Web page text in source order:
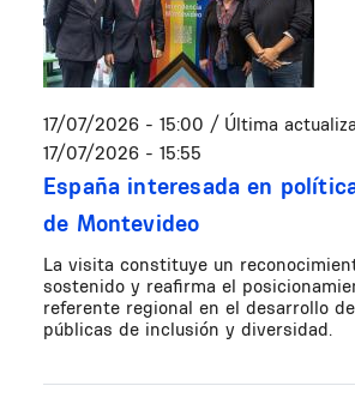
17/07/2026 - 15:00 / Última
17/07/2026 - 15:55
España interesada en
de Montevideo
La visita constituye un
sostenido y reafirma el
referente regional en el desarrollo
públicas de inclusión y diversidad.